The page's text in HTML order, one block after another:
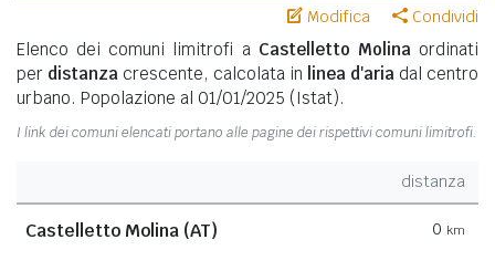
Modifica Condividi
Elenco dei comuni limitrofi a Castelletto Molina ordinati
per distanza crescente, calcolata in linea d'aria dal centro
urbano. Popolazione al 01/01/2025 (Istat).
I link dei comuni elencati portano alle pagine dei rispettivi comuni limitrofi.
distanza
Castelletto Molina (AT) 0 km